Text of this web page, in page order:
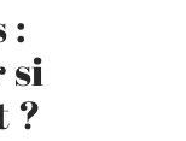
:
si
?